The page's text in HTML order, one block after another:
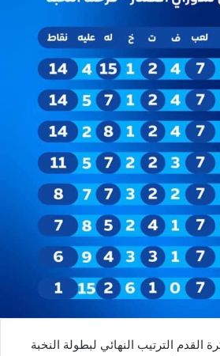
القدم الترتيب النهائي لبطولة النخبة